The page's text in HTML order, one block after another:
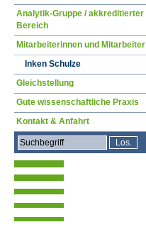
Analytik-Gruppe / akkreditierter
Bereich
Mitarbeiterinnen und Mitarbeiter
Inken Schulze
Gleichstellung
Gute wissenschaftliche Praxis
Kontakt & Anfahrt